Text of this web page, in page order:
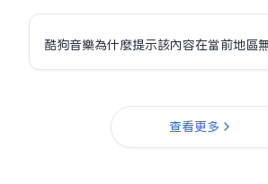
酷狗音樂為什麼提示該內容在當前地區
查看更多